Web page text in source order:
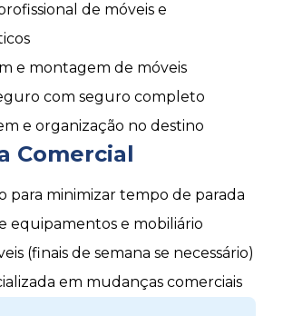
de móveis e
e montagem de móveis
com seguro completo
e organização no destino
Comercial
para minimizar tempo de parada
equipamentos e mobiliário
(finais de semana se necessário)
em mudanças comerciais